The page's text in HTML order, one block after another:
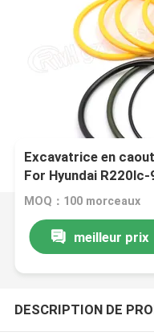
Excavatrice en
For Hyundai
MOQ：100 morceaux
meilleur prix
DESCRIPTION DE